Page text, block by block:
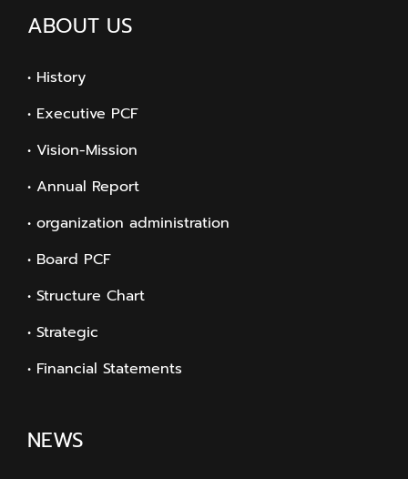
ABOUT US
• History
• Executive PCF
• Vision-Mission
• Annual Report
• organization administration
• Board PCF
• Structure Chart
• Strategic
• Financial Statements
NEWS